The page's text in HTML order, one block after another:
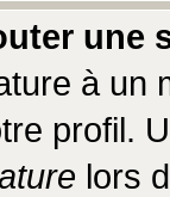
une
à un
profil.
lors